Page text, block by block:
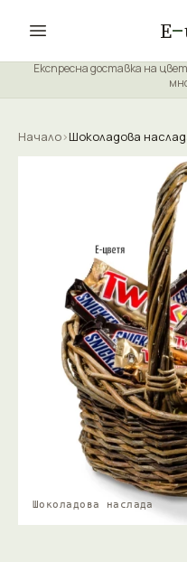
Е
Експресна доставка на
Начало›Шоколадова
Шоколадова наслада